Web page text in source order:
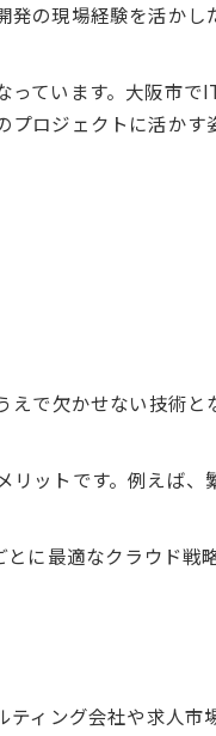
の現場経験を活かし
ています。大阪市で
ロジェクトに活かす
で欠かせない技術と
ットです。例えば、
に最適なクラウド戦
ィング会社や求人市